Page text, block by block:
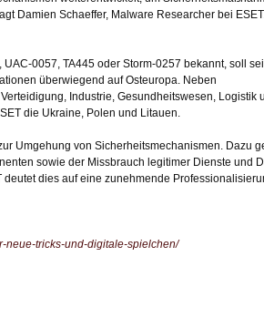
Damien Schaeffer, Malware Researcher bei
0057, TA445 oder Storm-0257 bekannt, soll
überwiegend auf Osteuropa. Neben
Industrie, Gesundheitswesen, Logistik
die Ukraine, Polen und Litauen.
Umgehung von Sicherheitsmechanismen. Dazu
sowie der Missbrauch legitimer Dienste und
dies auf eine zunehmende
neue-tricks-und-digitale-spielchen/